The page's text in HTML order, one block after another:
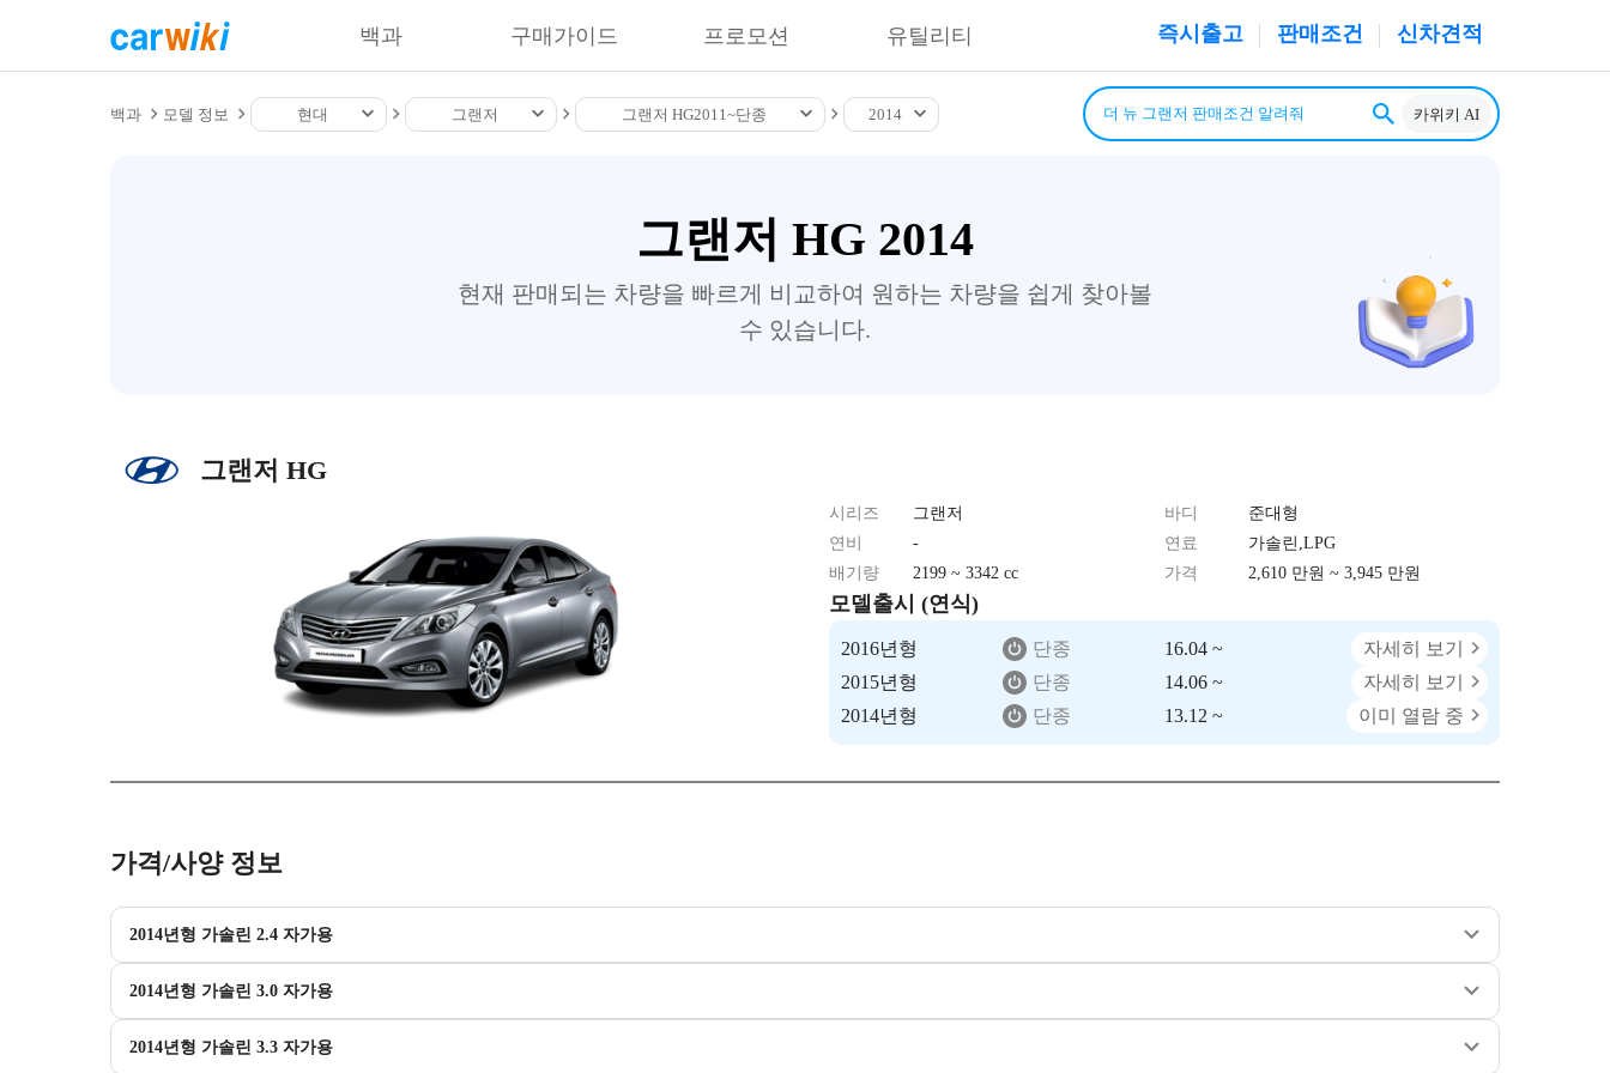
즉시출고 판매조건 신차견적
백과 구매가이드 프로모션 유틸리티
백과 모델 정보 현대 그랜저 그랜저 HG2011~단종 2014 카위키 AI
그랜저 HG 2014
현재 판매되는 차량을 빠르게 비교하여 원하는 차량을 쉽게 찾아볼
수 있습니다.
그랜저 HG
시리즈 그랜저 바디
준대형
연비
- 연료
가솔린,LPG
배기량
2199 ~ 3342 cc 가격 2,610 만원 ~ 3,945 만원
모델출시 (연식)
2016년형 단종 16.04 ~
자세히 보기
2015년형
단종 14.06 ~
자세히 보기
2014년형
단종 13.12 ~ 이미 열람 중
가격/사양 정보
2014년형 가솔린 2.4 자가용
2014년형 가솔린 3.0 자가용
2014년형 가솔린 3.3 자가용